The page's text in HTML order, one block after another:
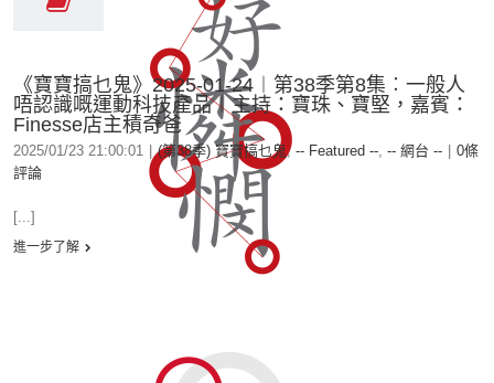
《寶寶搞乜鬼》2025-01-24︱第38季第8集︰一般人
唔認識嘅運動科技產品︱主持：寶珠、寶堅，嘉賓：
Finesse店主積奇爸
2025/01/23 21:00:01 (第38季) 寶寶搞乜鬼, -- Featured --, -- 網台 --
0條
評論
[...]
進一步了解